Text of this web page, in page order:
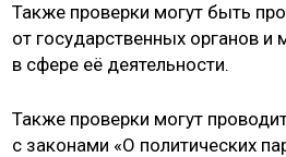
Также проверки могут быть
от государственных органов
в сфере её деятельности.
Также проверки могут
с законами «О политических